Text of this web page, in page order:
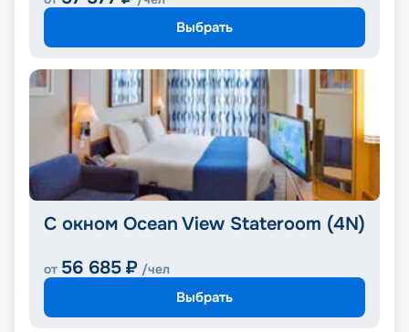
Выбрать
С окном Ocean View Stateroom (4N)
от 56 685 ₽ /чел
Выбрать